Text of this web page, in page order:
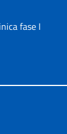
fase I